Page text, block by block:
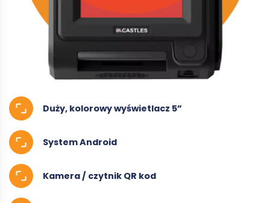
Duży, kolorowy wyświetlacz 5”
System Android
Kamera / czytnik QR kod